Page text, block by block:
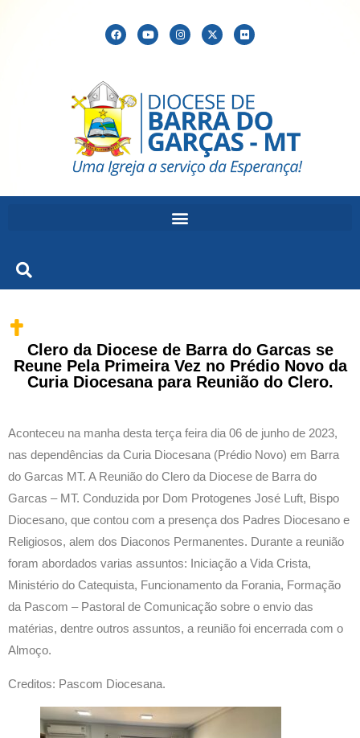
Clero da Diocese de Barra do Garcas se
Reune Pela Primeira Vez no Prédio Novo da
Curia Diocesana para Reunião do Clero.
Aconteceu na manha desta terça feira dia 06 de junho de 2023,
nas dependências da Curia Diocesana (Prédio Novo) em Barra
do Garcas MT. A Reunião do Clero da Diocese de Barra do
Garcas – MT. Conduzida por Dom Protogenes José Luft, Bispo
Diocesano, que contou com a presença dos Padres Diocesano e
Religiosos, alem dos Diaconos Permanentes. Durante a reunião
foram abordados varias assuntos: Iniciação a Vida Crista,
Ministério do Catequista, Funcionamento da Forania, Formação
da Pascom – Pastoral de Comunicação sobre o envio das
matérias, dentre outros assuntos, a reunião foi encerrada com o
Almoço.
Creditos: Pascom Diocesana.